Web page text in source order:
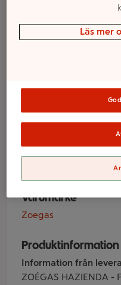
KRAV
Varumärke
Zoegas
Produktinformation
Information från
ZOÉGAS HAZIENDA -
Sortimentet kan
Läs mer